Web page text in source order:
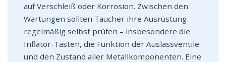
auf Verschleiß oder Korrosion. Zwischen den
Wartungen sollten Taucher ihre Ausrüstung
regelmäßig selbst prüfen – insbesondere die
Inflator-Tasten, die Funktion der Auslassventile
und den Zustand aller Metallkomponenten. Eine